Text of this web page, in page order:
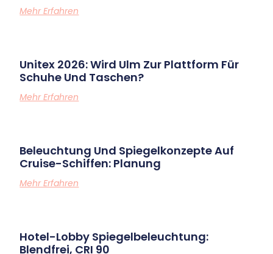
Mehr Erfahren
Unitex 2026: Wird Ulm Zur Plattform Für
Schuhe Und Taschen?
Mehr Erfahren
Beleuchtung Und Spiegelkonzepte Auf
Cruise-Schiffen: Planung
Mehr Erfahren
Hotel-Lobby Spiegelbeleuchtung:
Blendfrei, CRI 90